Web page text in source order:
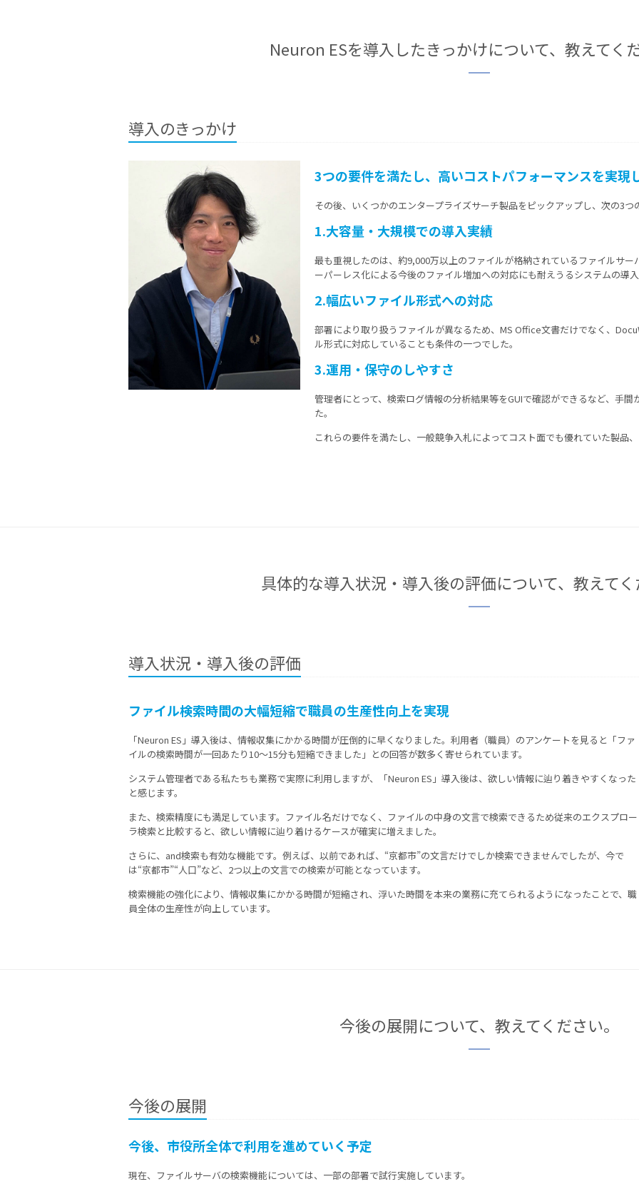
Neuron ESを導入したきっかけについて、教えてくだ
導入のきっかけ
3つの要件を満たし、高いコストパフォーマンスを実現
その後、いくつかのエンタープライズサーチ製品をピックアップし、次の3つ
1.大容量・大規模での導入実績
最も重視したのは、約9,000万以上のファイルが格納されているファイルサ
ーパーレス化による今後のファイル増加への対応にも耐えうるシステムの導入
2.幅広いファイル形式への対応
部署により取り扱うファイルが異なるため、MS Office文書だけでなく、
ル形式に対応していることも条件の一つでした。
3.運用・保守のしやすさ
管理者にとって、検索ログ情報の分析結果等をGUIで確認ができるなど、手
た。
これらの要件を満たし、一般競争入札によってコスト面でも優れていた製品
具体的な導入状況・導入後の評価について、教えてく
導入状況・導入後の評価
ファイル検索時間の大幅短縮で職員の生産性向上を実現
「Neuron ES」導入後は、情報収集にかかる時間が圧倒的に早くなりました。利用者（職員）のアンケートを見ると「ファ
イルの検索時間が一回あたり10～15分も短縮できました」との回答が数多く寄せられています。
システム管理者である私たちも業務で実際に利用しますが、「Neuron ES」導入後は、欲しい情報に辿り着きやすくなった
と感じます。
また、検索精度にも満足しています。ファイル名だけでなく、ファイルの中身の文言で検索できるため従来のエクスプロー
ラ検索と比較すると、欲しい情報に辿り着けるケースが確実に増えました。
さらに、and検索も有効な機能です。例えば、以前であれば、“京都市”の文言だけでしか検索できませんでしたが、今で
は“京都市”“人口”など、2つ以上の文言での検索が可能となっています。
検索機能の強化により、情報収集にかかる時間が短縮され、浮いた時間を本来の業務に充てられるようになったことで、職
員全体の生産性が向上しています。
今後の展開について、教えてください。
今後の展開
今後、市役所全体で利用を進めていく予定
現在、ファイルサーバの検索機能については、一部の部署で試行実施しています。